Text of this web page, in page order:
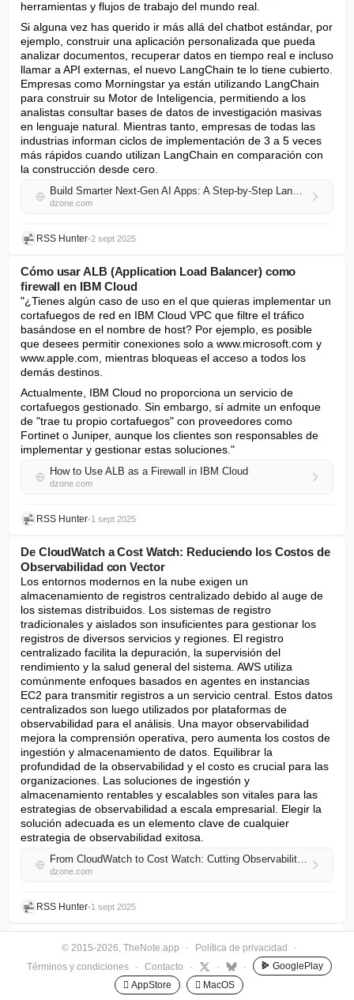
herramientas y flujos de trabajo del mundo real.
Si alguna vez has querido ir más allá del chatbot estándar, por
ejemplo, construir una aplicación personalizada que pueda
analizar documentos, recuperar datos en tiempo real e incluso
llamar a API externas, el nuevo LangChain te lo tiene cubierto.
Empresas como Morningstar ya están utilizando LangChain
para construir su Motor de Inteligencia, permitiendo a los
analistas consultar bases de datos de investigación masivas
en lenguaje natural. Mientras tanto, empresas de todas las
industrias informan ciclos de implementación de 3 a 5 veces
más rápidos cuando utilizan LangChain en comparación con
la construcción desde cero.
Build Smarter Next-Gen AI Apps: A Step-by-Step LangChain v0.3+ Guide
dzone.com
RSS Hunter•2 sept 2025
Cómo usar ALB (Application Load Balancer) como
firewall en IBM Cloud
"¿Tienes algún caso de uso en el que quieras implementar un
cortafuegos de red en IBM Cloud VPC que filtre el tráfico
basándose en el nombre de host? Por ejemplo, es posible
que desees permitir conexiones solo a www.microsoft.com y
www.apple.com, mientras bloqueas el acceso a todos los
demás destinos.
Actualmente, IBM Cloud no proporciona un servicio de
cortafuegos gestionado. Sin embargo, sí admite un enfoque
de "trae tu propio cortafuegos" con proveedores como
Fortinet o Juniper, aunque los clientes son responsables de
implementar y gestionar estas soluciones."
How to Use ALB as a Firewall in IBM Cloud
dzone.com
RSS Hunter•1 sept 2025
De CloudWatch a Cost Watch: Reduciendo los Costos de
Observabilidad con Vector
Los entornos modernos en la nube exigen un
almacenamiento de registros centralizado debido al auge de
los sistemas distribuidos. Los sistemas de registro
tradicionales y aislados son insuficientes para gestionar los
registros de diversos servicios y regiones. El registro
centralizado facilita la depuración, la supervisión del
rendimiento y la salud general del sistema. AWS utiliza
comúnmente enfoques basados en agentes en instancias
EC2 para transmitir registros a un servicio central. Estos datos
centralizados son luego utilizados por plataformas de
observabilidad para el análisis. Una mayor observabilidad
mejora la comprensión operativa, pero aumenta los costos de
ingestión y almacenamiento de datos. Equilibrar la
profundidad de la observabilidad y el costo es crucial para las
organizaciones. Las soluciones de ingestión y
almacenamiento rentables y escalables son vitales para las
estrategias de observabilidad a escala empresarial. Elegir la
solución adecuada es un elemento clave de cualquier
estrategia de observabilidad exitosa.
From CloudWatch to Cost Watch: Cutting Observability Costs With Vector
dzone.com
RSS Hunter•1 sept 2025
Jugador de tu Equipo es una Máquina
Está sucediendo en stand-ups y uno a uno en todas partes.
Un ingeniero explica cómo borraron una montaña de multas
© 2015-2026, TheNote.app · Política de privacidad
·
Términos y condiciones
· Contacto · · ·
GooglePlay
 AppStore
 MacOS